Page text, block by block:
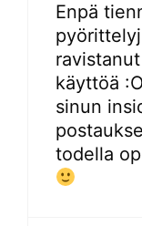
Enpä
käyttöä
sinun
todella